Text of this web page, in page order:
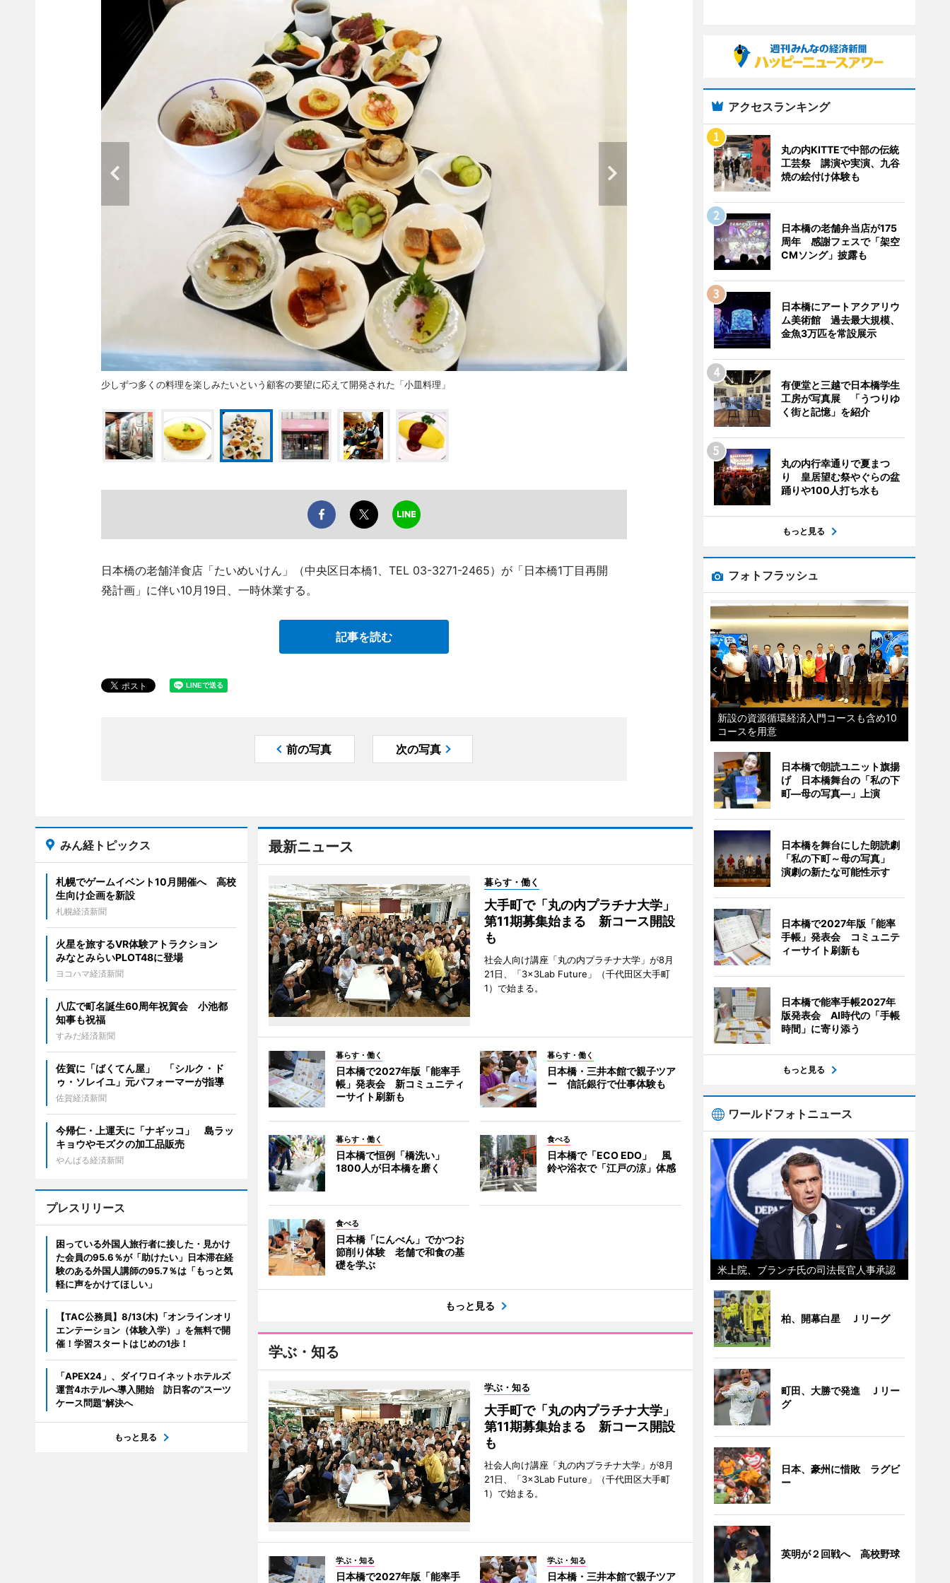
少しずつ多くの料理を楽しみたいという顧客の要望に応えて開発された「小皿料理」
日本橋の老舗洋食店「たいめいけん」（中央区日本橋1、TEL 03-3271-2465）が「日本橋1丁目再開
発計画」に伴い10月19日、一時休業する。
記事を読む
前の写真 次の写真
最新ニュース
暮らす・働く
大手町で「丸の内プラチナ大学」
第11期募集始まる 新コース開設
も
社会人向け講座「丸の内プラチナ大学」が8月
21日、「3×3Lab Future」（千代田区大手町
1）で始まる。
暮らす・働く
日本橋で2027年版「能率手
帳」発表会 新コミュニティ
ーサイト刷新も
暮らす・働く
日本橋・三井本館で親子ツア
ー 信託銀行で仕事体験も
暮らす・働く
日本橋で恒例「橋洗い」
1800人が日本橋を磨く
食べる
日本橋で「ECO EDO」 風
鈴や浴衣で「江戸の涼」体感
食べる
日本橋「にんべん」でかつお
節削り体験 老舗で和食の基
礎を学ぶ
もっと見る
学ぶ・知る
学ぶ・知る
大手町で「丸の内プラチナ大学」
第11期募集始まる 新コース開設
も
社会人向け講座「丸の内プラチナ大学」が8月
21日、「3×3Lab Future」（千代田区大手町
1）で始まる。
学ぶ・知る
日本橋で2027年版「能率手
学ぶ・知る
日本橋・三井本館で親子ツア
みん経トピックス
札幌でゲームイベント10月開催へ 高校
生向け企画を新設
札幌経済新聞
火星を旅するVR体験アトラクション
みなとみらいPLOT48に登場
ヨコハマ経済新聞
八広で町名誕生60周年祝賀会 小池都
知事も祝福
すみだ経済新聞
佐賀に「ばくてん屋」 「シルク・ド
ゥ・ソレイユ」元パフォーマーが指導
佐賀経済新聞
今帰仁・上運天に「ナギッコ」 島ラッ
キョウやモズクの加工品販売
やんばる経済新聞
プレスリリース
困っている外国人旅行者に接した・見かけ
た会員の95.6％が「助けたい」日本滞在経
験のある外国人講師の95.7％は「もっと気
軽に声をかけてほしい」
【TAC公務員】8/13(木)「オンラインオリ
エンテーション（体験入学）」を無料で開
催！学習スタートはじめの1歩！
「APEX24」、ダイワロイネットホテルズ
運営4ホテルへ導入開始 訪日客の“スーツ
ケース問題”解決へ
もっと見る
アクセスランキング
丸の内KITTEで中部の伝統
工芸祭 講演や実演、九谷
焼の絵付け体験も
日本橋の老舗弁当店が175
周年 感謝フェスで「架空
CMソング」披露も
日本橋にアートアクアリウ
ム美術館 過去最大規模、
金魚3万匹を常設展示
有便堂と三越で日本橋学生
工房が写真展 「うつりゆ
く街と記憶」を紹介
丸の内行幸通りで夏まつ
り 皇居望む祭やぐらの盆
踊りや100人打ち水も
もっと見る
フォトフラッシュ
新設の資源循環経済入門コースも含め10
コースを用意
日本橋で朗読ユニット旗揚
げ 日本橋舞台の「私の下
町―母の写真―」上演
日本橋を舞台にした朗読劇
「私の下町～母の写真」
演劇の新たな可能性示す
日本橋で2027年版「能率
手帳」発表会 コミュニテ
ィーサイト刷新も
日本橋で能率手帳2027年
版発表会 AI時代の「手帳
時間」に寄り添う
もっと見る
ワールドフォトニュース
米上院、ブランチ氏の司法長官人事承認
柏、開幕白星 Ｊリーグ
町田、大勝で発進 Ｊリー
グ
日本、豪州に惜敗 ラグビ
ー
英明が２回戦へ 高校野球